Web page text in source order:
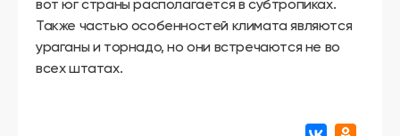
вот юг страны располагается в субтропиках.
Также частью особенностей климата являются
ураганы и торнадо, но они встречаются не во
всех штатах.